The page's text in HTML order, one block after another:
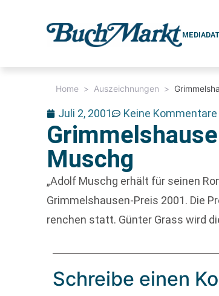
Home > Auszeichnungen >
Juli 2, 2001 Keine Kommentare
Muschg
„Adolf Muschg erhält für seinen
Grimmelshausen-Preis 2001. Die
renchen statt. Günter Grass wird
Schreibe einen